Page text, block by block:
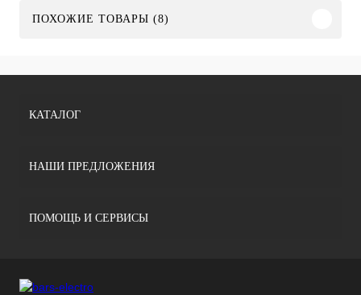
ПОХОЖИЕ ТОВАРЫ (8)
КАТАЛОГ
НАШИ ПРЕДЛОЖЕНИЯ
ПОМОЩЬ И СЕРВИСЫ